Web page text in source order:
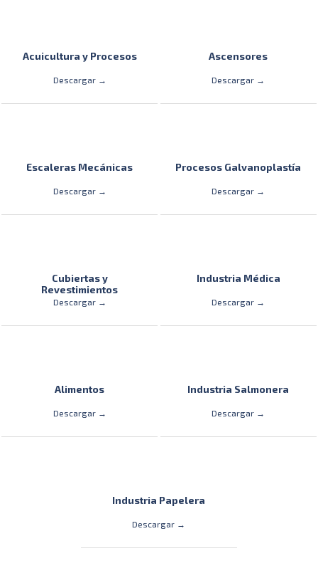
Acuicultura y Procesos
Descargar →
Ascensores
Descargar →
Escaleras Mecánicas
Descargar →
Procesos Galvanoplastía
Descargar →
Cubiertas y
Revestimientos
Descargar →
Industria Médica
Descargar →
Alimentos
Descargar →
Industria Salmonera
Descargar →
Industria Papelera
Descargar →